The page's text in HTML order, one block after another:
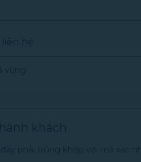
hệ
vùng
khách
phải trùng khớp với mã xác